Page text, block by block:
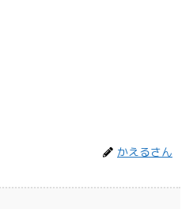
かえるさん